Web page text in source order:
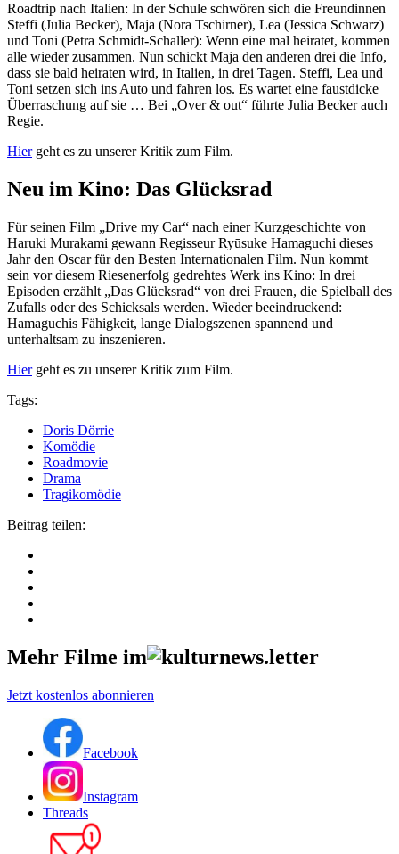
Roadtrip nach Italien: In der Schule schwören sich die Freundinnen
Steffi (Julia Becker), Maja (Nora Tschirner), Lea (Jessica Schwarz)
und Toni (Petra Schmidt-Schaller): Wenn eine mal heiratet, kommen
alle wieder zusammen. Nun schickt Maja den anderen drei die Info,
dass sie bald heiraten wird, in Italien, in drei Tagen. Steffi, Lea und
Toni setzen sich ins Auto und fahren los. Es wartet eine faustdicke
Überraschung auf sie … Bei „Over & out“ führte Julia Becker auch
Regie.
Hiergeht es zu unserer Kritik zum Film.
Neu im Kino: Das Glücksrad
Für seinen Film „Drive my Car“ nach einer Kurzgeschichte von
Haruki Murakami gewann Regisseur Ryūsuke Hamaguchi dieses
Jahr den Oscar für den Besten Internationalen Film. Nun kommt
sein vor diesem Riesenerfolg gedrehtes Werk ins Kino: In drei
Episoden erzählt „Das Glücksrad“ von drei Frauen, die Spielball des
Zufalls oder des Schicksals werden. Wieder beeindruckend:
Hamaguchis Fähigkeit, lange Dialogszenen spannend und
unterhaltsam zu inszenieren.
Hiergeht es zu unserer Kritik zum Film.
Tags:
Doris Dörrie
Komödie
Roadmovie
Drama
Tragikomödie
Beitrag teilen:
Mehr Filme im
Jetzt kostenlos abonnieren
Facebook
Instagram
Threads